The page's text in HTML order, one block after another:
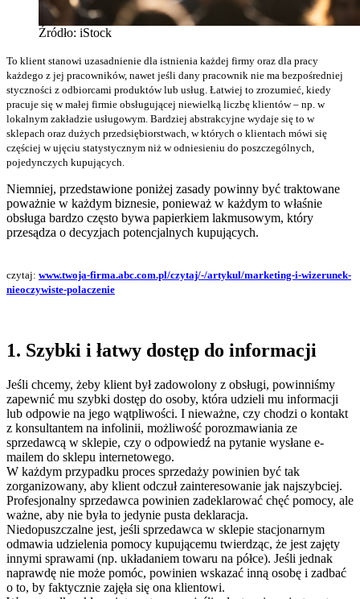
Źródło: iStock
To klient stanowi uzasadnienie dla istnienia każdej firmy oraz dla pracy
każdego z jej pracowników, nawet jeśli dany pracownik nie ma bezpośredniej
styczności z odbiorcami produktów lub usług. Łatwiej to zrozumieć, kiedy
pracuje się w małej firmie obsługującej niewielką liczbę klientów – np. w
lokalnym zakładzie usługowym. Bardziej abstrakcyjne wydaje się to w
sklepach oraz dużych przedsiębiorstwach, w których o klientach mówi się
częściej w ujęciu statystycznym niż w odniesieniu do poszczególnych,
pojedynczych kupujących.
Niemniej, przedstawione poniżej zasady powinny być traktowane
poważnie w każdym biznesie, ponieważ w każdym to właśnie
obsługa bardzo często bywa papierkiem lakmusowym, który
przesądza o decyzjach potencjalnych kupujących.
czytaj: www.twoja-firma.abc.com.pl/czytaj/-/artykul/marketing-i-wizerunek-
nieoczywiste-polaczenie
1. Szybki i łatwy dostęp do informacji
Jeśli chcemy, żeby klient był zadowolony z obsługi, powinniśmy
zapewnić mu szybki dostęp do osoby, która udzieli mu informacji
lub odpowie na jego wątpliwości. I nieważne, czy chodzi o kontakt
z konsultantem na infolinii, możliwość porozmawiania ze
sprzedawcą w sklepie, czy o odpowiedź na pytanie wysłane e-
mailem do sklepu internetowego.
W każdym przypadku proces sprzedaży powinien być tak
zorganizowany, aby klient odczuł zainteresowanie jak najszybciej.
Profesjonalny sprzedawca powinien zadeklarować chęć pomocy, ale
ważne, aby nie była to jedynie pusta deklaracja.
Niedopuszczalne jest, jeśli sprzedawca w sklepie stacjonarnym
odmawia udzielenia pomocy kupującemu twierdząc, że jest zajęty
innymi sprawami (np. układaniem towaru na półce). Jeśli jednak
naprawdę nie może pomóc, powinien wskazać inną osobę i zadbać
o to, by faktycznie zajęła się ona klientowi.